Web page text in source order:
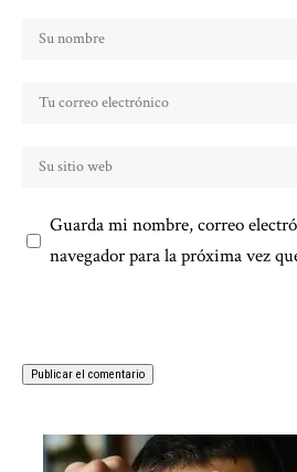
Guarda mi nombre, correo
navegador para la próxima vez